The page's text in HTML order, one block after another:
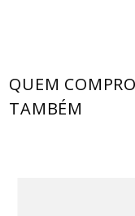
QUEM
TAMBÉM